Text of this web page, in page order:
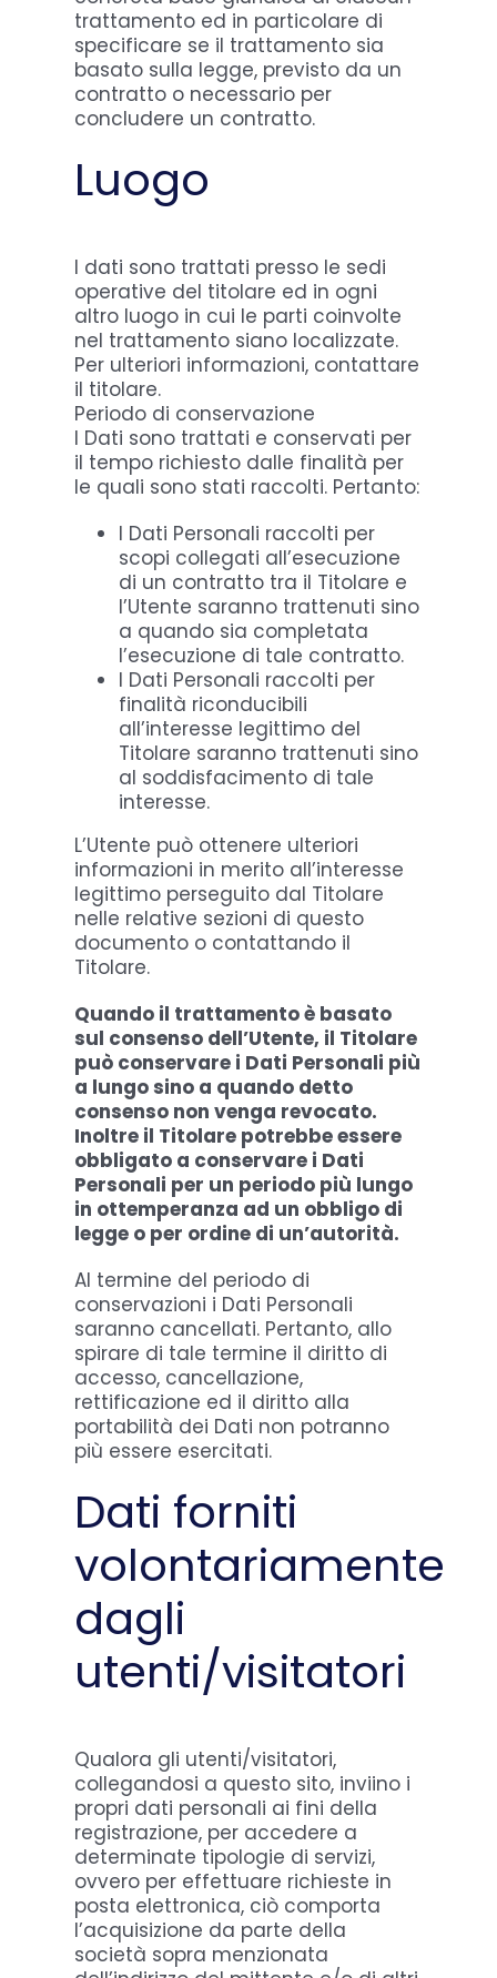
trattamento ed in particolare di
specificare se il trattamento sia
basato sulla legge, previsto da un
contratto o necessario per
concludere un contratto.
Luogo
I dati sono trattati presso le sedi
operative del titolare ed in ogni
altro luogo in cui le parti coinvolte
nel trattamento siano localizzate.
Per ulteriori informazioni, contattare
il titolare.
Periodo di conservazione
I Dati sono trattati e conservati per
il tempo richiesto dalle finalità per
le quali sono stati raccolti. Pertanto:
I Dati Personali raccolti per
scopi collegati all’esecuzione
di un contratto tra il Titolare e
l’Utente saranno trattenuti sino
a quando sia completata
l’esecuzione di tale contratto.
I Dati Personali raccolti per
finalità riconducibili
all’interesse legittimo del
Titolare saranno trattenuti sino
al soddisfacimento di tale
interesse.
L’Utente può ottenere ulteriori
informazioni in merito all’interesse
legittimo perseguito dal Titolare
nelle relative sezioni di questo
documento o contattando il
Titolare.
Quando il trattamento è basato
sul consenso dell’Utente, il Titolare
può conservare i Dati Personali più
a lungo sino a quando detto
consenso non venga revocato.
Inoltre il Titolare potrebbe essere
obbligato a conservare i Dati
Personali per un periodo più lungo
in ottemperanza ad un obbligo di
legge o per ordine di un’autorità.
Al termine del periodo di
conservazioni i Dati Personali
saranno cancellati. Pertanto, allo
spirare di tale termine il diritto di
accesso, cancellazione,
rettificazione ed il diritto alla
portabilità dei Dati non potranno
più essere esercitati.
Dati forniti
volontariamente
dagli
utenti/visitatori
Qualora gli utenti/visitatori,
collegandosi a questo sito, inviino i
propri dati personali ai fini della
registrazione, per accedere a
determinate tipologie di servizi,
ovvero per effettuare richieste in
posta elettronica, ciò comporta
l’acquisizione da parte della
società sopra menzionata